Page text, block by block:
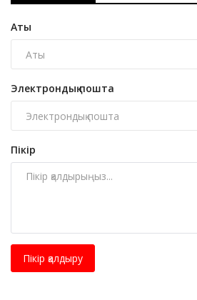
Аты
Электрондық пошта
Пікір
Пікір қалдыру